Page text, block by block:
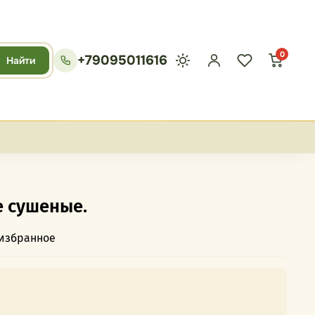
Найти +79095011616 0
сушеные.